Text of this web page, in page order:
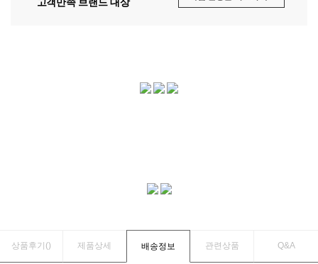
상품후기() 제품상세 배송정보 관련상품 Q&A